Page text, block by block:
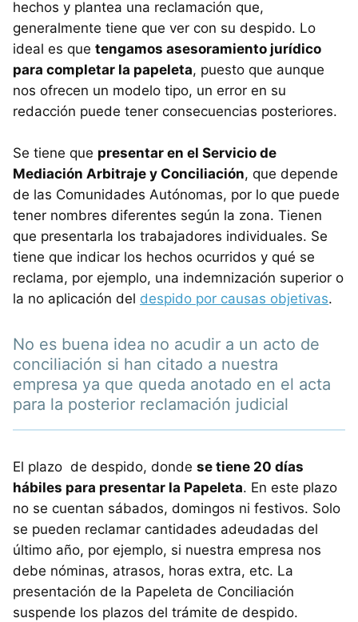
hechos y plantea una reclamación que,
generalmente tiene que ver con su despido. Lo
ideal es que tengamos asesoramiento jurídico
para completar la papeleta, puesto que aunque
nos ofrecen un modelo tipo, un error en su
redacción puede tener consecuencias posteriores.
Se tiene que presentar en el Servicio de
Mediación Arbitraje y Conciliación, que depende
de las Comunidades Autónomas, por lo que puede
tener nombres diferentes según la zona. Tienen
que presentarla los trabajadores individuales. Se
tiene que indicar los hechos ocurridos y qué se
reclama, por ejemplo, una indemnización superior o
la no aplicación del despido por causas objetivas.
No es buena idea no acudir a un acto de
conciliación si han citado a nuestra
empresa ya que queda anotado en el acta
para la posterior reclamación judicial
El plazo de despido, donde se tiene 20 días
hábiles para presentar la Papeleta. En este plazo
no se cuentan sábados, domingos ni festivos. Solo
se pueden reclamar cantidades adeudadas del
último año, por ejemplo, si nuestra empresa nos
debe nóminas, atrasos, horas extra, etc. La
presentación de la Papeleta de Conciliación
suspende los plazos del trámite de despido.